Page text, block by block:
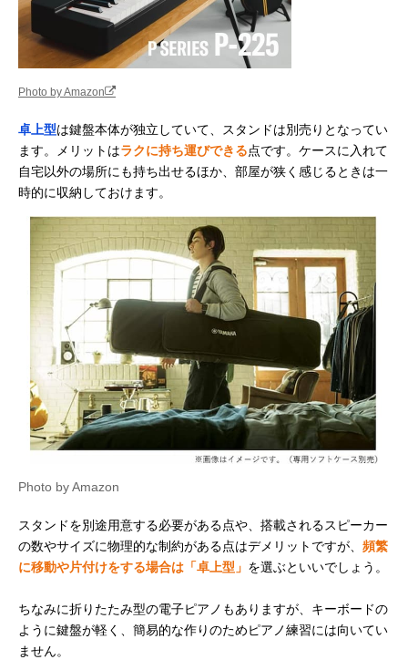
Photo by Amazon
卓上型は鍵盤本体が独立していて、スタンドは別売りとなってい
ます。メリットはラクに持ち運びできる点です。ケースに入れて
自宅以外の場所にも持ち出せるほか、部屋が狭く感じるときは一
時的に収納しておけます。
Photo by Amazon
スタンドを別途用意する必要がある点や、搭載されるスピーカー
の数やサイズに物理的な制約がある点はデメリットですが、 頻繁
に移動や片付けをする場合は「卓上型」 を選ぶといいでしょう。
ちなみに折りたたみ型の電子ピアノもありますが、キーボードの
ように鍵盤が軽く、簡易的な作りのためピアノ練習には向いてい
ません。